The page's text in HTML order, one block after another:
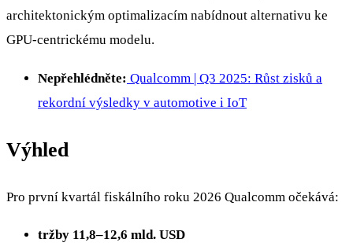
architektonickým optimalizacím nabídnout alternativu ke
GPU-centrickému modelu.
Nepřehlédněte: Qualcomm | Q3 2025: Růst zisků a
rekordní výsledky v automotive i IoT
Výhled
Pro první kvartál fiskálního roku 2026 Qualcomm očekává:
tržby 11,8–12,6 mld. USD